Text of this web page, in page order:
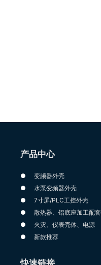
产品中心
变频器外壳
水泵变频器外壳
7寸屏/PLC工控外壳
散热器、铝底座加工配套
火灾、仪表壳体、电源
新款推荐